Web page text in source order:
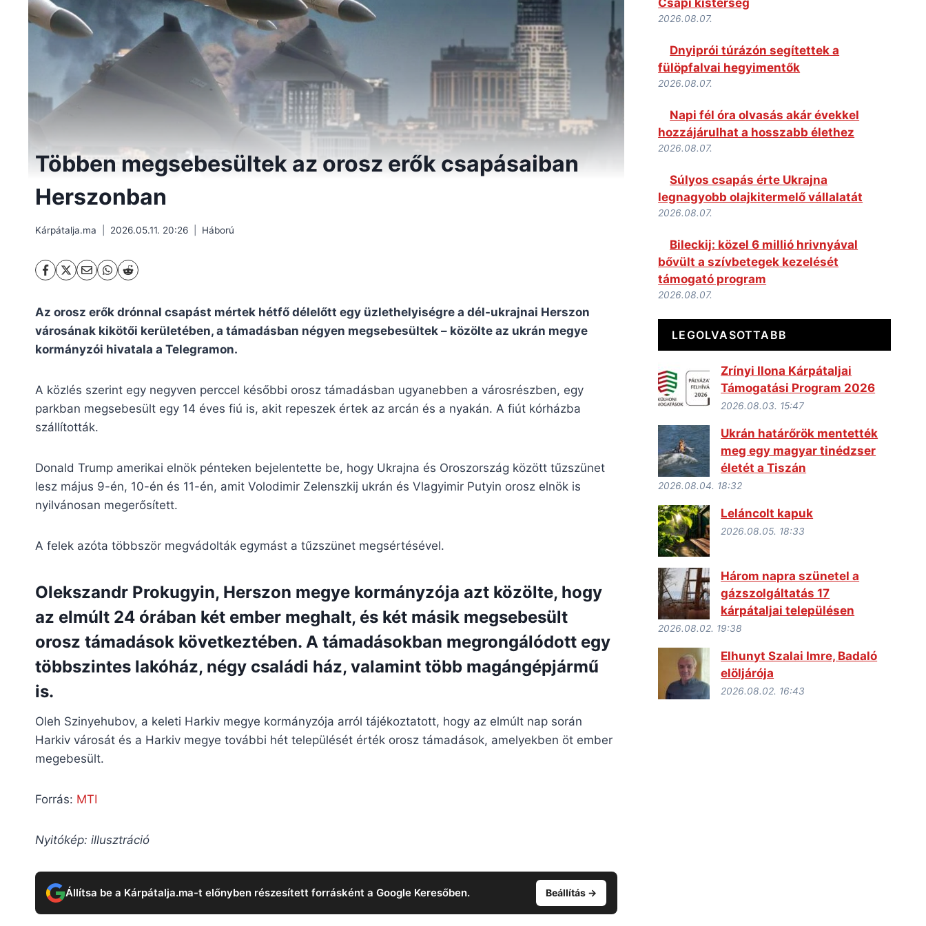
Többen megsebesültek az orosz erők csapásaiban
Herszonban
Kárpátalja.ma 2026.05.11. 20:26 Háború
Az orosz erők drónnal csapást mértek hétfő délelőtt egy üzlethelyiségre a dél-ukrajnai Herszon
városának kikötői kerületében, a támadásban négyen megsebesültek – közölte az ukrán megye
kormányzói hivatala a Telegramon.
A közlés szerint egy negyven perccel későbbi orosz támadásban ugyanebben a városrészben, egy
parkban megsebesült egy 14 éves fiú is, akit repeszek értek az arcán és a nyakán. A fiút kórházba
szállították.
Donald Trump amerikai elnök pénteken bejelentette be, hogy Ukrajna és Oroszország között tűzszünet
lesz május 9-én, 10-én és 11-én, amit Volodimir Zelenszkij ukrán és Vlagyimir Putyin orosz elnök is
nyilvánosan megerősített.
A felek azóta többször megvádolták egymást a tűzszünet megsértésével.
Olekszandr Prokugyin, Herszon megye kormányzója azt közölte, hogy
az elmúlt 24 órában két ember meghalt, és két másik megsebesült
orosz támadások következtében. A támadásokban megrongálódott egy
többszintes lakóház, négy családi ház, valamint több magángépjármű
is.
Oleh Szinyehubov, a keleti Harkiv megye kormányzója arról tájékoztatott, hogy az elmúlt nap során
Harkiv városát és a Harkiv megye további hét települését érték orosz támadások, amelyekben öt ember
megebesült.
Forrás: MTI
Nyitókép: illusztráció
Állítsa be a Kárpátalja.ma-t előnyben részesített forrásként a Google Keresőben. Beállítás →
2026.08.07.
Dnyiprói túrázón segítettek a
fülöpfalvai hegyimentők
2026.08.07.
Napi fél óra olvasás akár évekkel
hozzájárulhat a hosszabb élethez
2026.08.07.
Súlyos csapás érte Ukrajna
legnagyobb olajkitermelő vállalatát
2026.08.07.
Bileckij: közel 6 millió hrivnyával
bővült a szívbetegek kezelését
támogató program
2026.08.07.
LEGOLVASOTTABB
Zrínyi Ilona Kárpátaljai
Támogatási Program 2026
2026.08.03. 15:47
Ukrán határőrök mentették
meg egy magyar tinédzser
életét a Tiszán
2026.08.04. 18:32
Leláncolt kapuk
2026.08.05. 18:33
Három napra szünetel a
gázszolgáltatás 17
kárpátaljai településen
2026.08.02. 19:38
Elhunyt Szalai Imre, Badaló
elöljárója
2026.08.02. 16:43